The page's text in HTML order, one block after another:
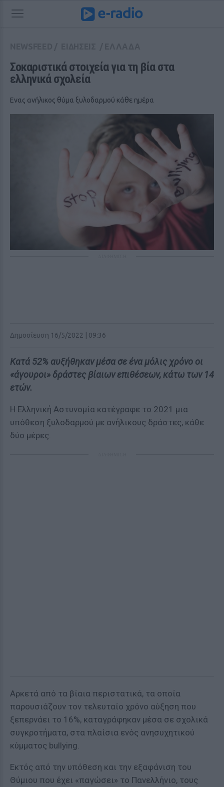
Σοκαριστικά στοιχεία για τη βία στα
ελληνικά σχολεία
Ενας ανήλικος θύμα ξυλοδαρμού κάθε ημέρα
Δημοσίευση 16/5/2022 | 09:36
Κατά 52% αυξήθηκαν μέσα σε ένα μόλις χρόνο οι
«άγουροι» δράστες βίαιων επιθέσεων, κάτω των 14
ετών.
Η Ελληνική Αστυνομία κατέγραφε το 2021 μια
υπόθεση ξυλοδαρμού με ανήλικους δράστες, κάθε
δύο μέρες.
Αρκετά από τα βίαια περιστατικά, τα οποία
παρουσιάζουν τον τελευταίο χρόνο αύξηση που
ξεπερνάει το 16%, καταγράφηκαν μέσα σε σχολικά
συγκροτήματα, στα πλαίσια ενός ανησυχητικού
κύμματος bullying.
Εκτός από την υπόθεση και την εξαφάνιση του
Θύμιου που έχει «παγώσει» το Πανελλήνιο, τους